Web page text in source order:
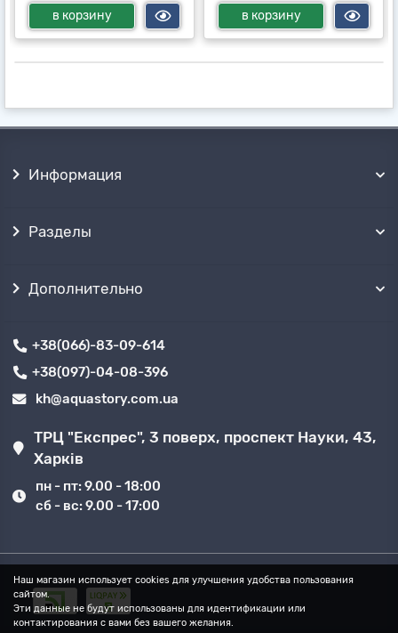
в корзину в корзину
Наш магазин использует cookies для улучшения удобства пользования
сайтом.
Эти данные не будут использованы для идентификации или
контактирования с вами без вашего желания.
Информация
Разделы
Дополнительно
+38(066)-83-09-614
+38(097)-04-08-396
kh@aquastory.com.ua
ТРЦ "Експрес", 3 поверх, проспект Науки, 43,
Харків
пн - пт: 9.00 - 18:00
сб - вс: 9.00 - 17:00